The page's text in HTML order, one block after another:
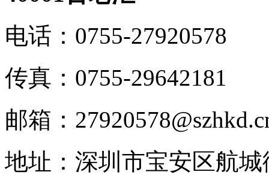
电话： 0755-27920578
传真： 0755-29642181
邮箱：
地址： 深圳市宝安区航